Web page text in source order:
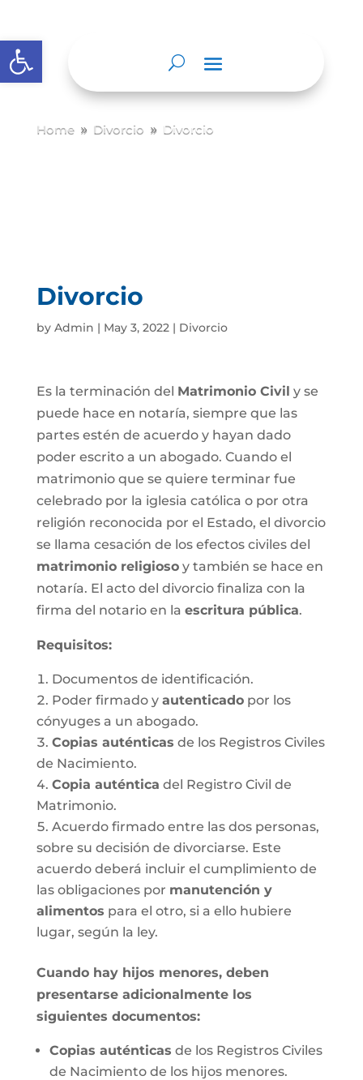
Abrir barra de herramientas
Home 9 Divorcio 9 Divorcio
Divorcio
by Admin | May 3, 2022| Divorcio
Es la terminación del Matrimonio Civil y se
puede hace en notaría, siempre que las
partes estén de acuerdo y hayan dado
poder escrito a un abogado. Cuando el
matrimonio que se quiere terminar fue
celebrado por la iglesia católica o por otra
religión reconocida por el Estado, el divorcio
se llama cesación de los efectos civiles del
matrimonio religiosoy también se hace en
notaría. El acto del divorcio finaliza con la
firma del notario en la escritura pública.
Requisitos:
Documentos de identificación.
Poder firmado y autenticadopor los
cónyuges a un abogado.
Copias auténticas de los Registros Civiles
de Nacimiento.
Copia auténtica del Registro Civil de
Matrimonio.
Acuerdo firmado entre las dos personas,
sobre su decisión de divorciarse. Este
acuerdo deberá incluir el cumplimiento de
las obligaciones por manutención y
alimentos para el otro, si a ello hubiere
lugar, según la ley.
Cuando hay hijos menores, deben
presentarse adicionalmente los
siguientes documentos:
Copias auténticas de los Registros Civiles
de Nacimiento de los hijos menores.